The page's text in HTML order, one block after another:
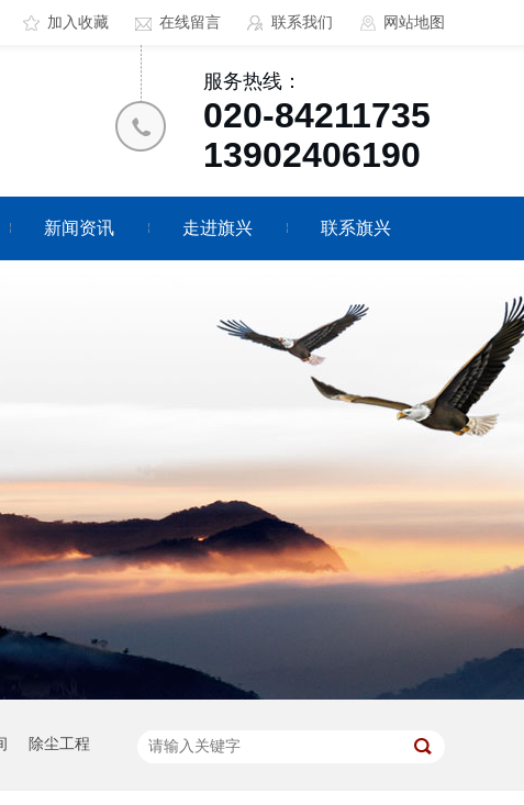
加入收藏 在线留言 联系我们 网站地图
服务热线：
020-84211735
13902406190
新闻资讯 走进旗兴 联系旗兴
除尘工程